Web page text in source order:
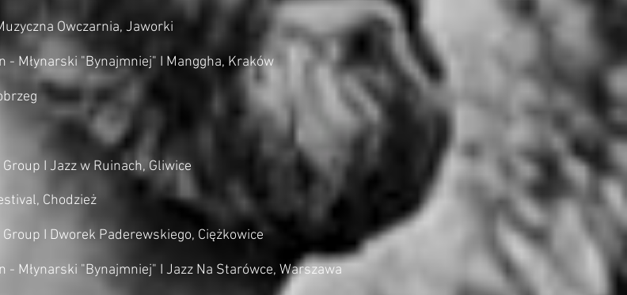
Owczarnia, Jaworki
Młynarski "Bynajmniej" I Manggha, Kraków
I Jazz w Ruinach, Gliwice
Chodzież
I Dworek Paderewskiego, Ciężkowice
Młynarski "Bynajmniej" I Jazz Na Starówce, Warszawa